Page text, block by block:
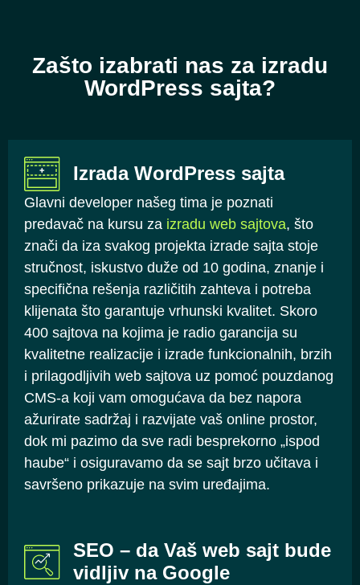
Zašto izabrati nas za izradu
WordPress sajta?
Izrada WordPress sajta
Glavni developer našeg tima je poznati
predavač na kursu za izradu web sajtova, što
znači da iza svakog projekta izrade sajta stoje
stručnost, iskustvo duže od 10 godina, znanje i
specifična rešenja različitih zahteva i potreba
klijenata što garantuje vrhunski kvalitet. Skoro
400 sajtova na kojima je radio garancija su
kvalitetne realizacije i izrade funkcionalnih, brzih
i prilagodljivih web sajtova uz pomoć pouzdanog
CMS-a koji vam omogućava da bez napora
ažurirate sadržaj i razvijate vaš online prostor,
dok mi pazimo da sve radi besprekorno „ispod
haube“ i osiguravamo da se sajt brzo učitava i
savršeno prikazuje na svim uređajima.
SEO – da Vaš web sajt bude
vidljiv na Google